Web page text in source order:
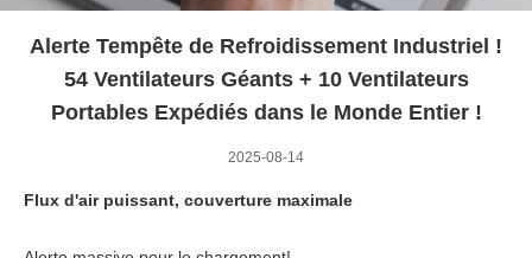
Alerte Tempête de Refroidissement Industriel !
54 Ventilateurs Géants + 10 Ventilateurs
Portables Expédiés dans le Monde Entier !
2025-08-14
Flux d'air puissant, couverture maximale